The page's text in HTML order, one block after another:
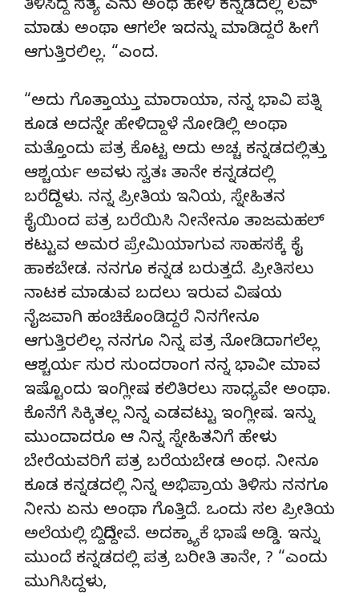
ತಿಳಿಸಿದ್ದೆ ಸತ್ಯ ಎನು ಅಂಥ ಹೇಳಿ ಕನ್ನಡದಲ್ಲಿ ಲವ್
ಮಾಡು ಅಂಥಾ ಆಗಲೇ ಇದನ್ನು ಮಾಡಿದ್ದರೆ ಹೀಗೆ
ಆಗುತ್ತಿರಲಿಲ್ಲ. “ಎಂದ.
“ಅದು ಗೊತ್ತಾಯ್ತು ಮಾರಾಯಾ, ನನ್ನ ಭಾವಿ ಪತ್ನಿ
ಕೂಡ ಅದನ್ನೇ ಹೇಳಿದ್ದಾಳೆ ನೋಡಿಲ್ಲಿ ಅಂಥಾ
ಮತ್ತೊಂದು ಪತ್ರ ಕೊಟ್ಟ ಅದು ಅಚ್ಚ ಕನ್ನಡದಲ್ಲಿತ್ತು
ಆಶ್ಚರ್ಯ ಅವಳು ಸ್ವತಃ ತಾನೇ ಕನ್ನಡದಲ್ಲಿ
ಬರೆದಿದ್ದಳು. ನನ್ನ ಪ್ರೀತಿಯ ಇನಿಯ, ಸ್ನೇಹಿತನ
ಕೈಯಿಂದ ಪತ್ರ ಬರೆಯಿಸಿ ನೀನೇನೂ ತಾಜಮಹಲ್
ಕಟ್ಟುವ ಅಮರ ಪ್ರೇಮಿಯಾಗುವ ಸಾಹಸಕ್ಕೆ ಕೈ
ಹಾಕಬೇಡ. ನನಗೂ ಕನ್ನಡ ಬರುತ್ತದೆ. ಪ್ರೀತಿಸಲು
ನಾಟಕ ಮಾಡುವ ಬದಲು ಇರುವ ವಿಷಯ
ನೈಜವಾಗಿ ಹಂಚಿಕೊಂಡಿದ್ದರೆ ನಿನಗೇನೂ
ಆಗುತ್ತಿರಲಿಲ್ಲ ನನಗೂ ನಿನ್ನ ಪತ್ರ ನೋಡಿದಾಗಲೆಲ್ಲ
ಆಶ್ಚರ್ಯ ಸುರ ಸುಂದರಾಂಗ ನನ್ನ ಭಾವೀ ಮಾವ
ಇಷ್ಟೊಂದು ಇಂಗ್ಲೀಷ ಕಲಿತಿರಲು ಸಾಧ್ಯವೇ ಅಂಥಾ.
ಕೊನೆಗೆ ಸಿಕ್ಕಿತಲ್ಲ ನಿನ್ನ ಎಡವಟ್ಟು ಇಂಗ್ಲೀಷ. ಇನ್ನು
ಮುಂದಾದರೂ ಆ ನಿನ್ನ ಸ್ನೇಹಿತನಿಗೆ ಹೇಳು
ಬೇರೆಯವರಿಗೆ ಪತ್ರ ಬರೆಯಬೇಡ ಅಂಥ. ನೀನೂ
ಕೂಡ ಕನ್ನಡದಲ್ಲಿ ನಿನ್ನ ಅಭಿಪ್ರಾಯ ತಿಳಿಸು ನನಗೂ
ನೀನು ಏನು ಅಂಥಾ ಗೊತ್ತಿದೆ. ಒಂದು ಸಲ ಪ್ರೀತಿಯ
ಅಲೆಯಲ್ಲಿ ಬಿದ್ದಿದ್ದೇವೆ. ಅದಕ್ಕ್ಯಾಕೆ ಭಾಷೆ ಅಡ್ಡಿ. ಇನ್ನು
ಮುಂದೆ ಕನ್ನಡದಲ್ಲಿ ಪತ್ರ ಬರೀತಿ ತಾನೇ, ? “ಎಂದು
ಮುಗಿಸಿದ್ದಳು,